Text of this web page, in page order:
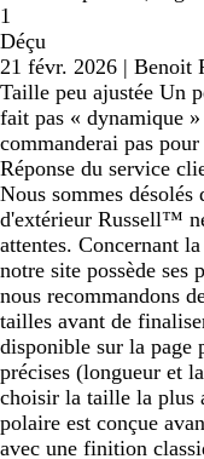
1
Déçu
21 févr. 2026 | Benoit
Taille peu ajustée Un
fait pas « dynamique
commanderai pas
Réponse du service
Nous sommes désolés
d'extérieur Russell™
attentes. Concernant
notre site possède ses
nous recommandons
tailles avant de
disponible sur la page
précises (longueur et
choisir la taille la plus
polaire est conçue
avec une finition